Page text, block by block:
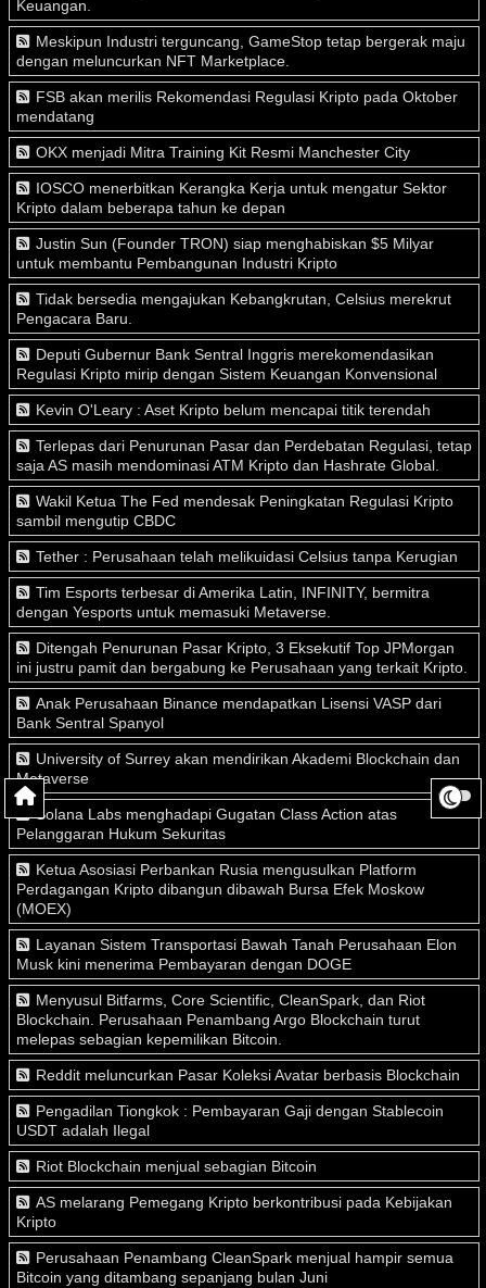
Keuangan.
Meskipun Industri terguncang, GameStop tetap bergerak maju
dengan meluncurkan NFT Marketplace.
FSB akan merilis Rekomendasi Regulasi Kripto pada Oktober
mendatang
OKX menjadi Mitra Training Kit Resmi Manchester City
IOSCO menerbitkan Kerangka Kerja untuk mengatur Sektor
Kripto dalam beberapa tahun ke depan
Justin Sun (Founder TRON) siap menghabiskan $5 Milyar
untuk membantu Pembangunan Industri Kripto
Tidak bersedia mengajukan Kebangkrutan, Celsius merekrut
Pengacara Baru.
Deputi Gubernur Bank Sentral Inggris merekomendasikan
Regulasi Kripto mirip dengan Sistem Keuangan Konvensional
Kevin O'Leary : Aset Kripto belum mencapai titik terendah
Terlepas dari Penurunan Pasar dan Perdebatan Regulasi, tetap
saja AS masih mendominasi ATM Kripto dan Hashrate Global.
Wakil Ketua The Fed mendesak Peningkatan Regulasi Kripto
sambil mengutip CBDC
Tether : Perusahaan telah melikuidasi Celsius tanpa Kerugian
Tim Esports terbesar di Amerika Latin, INFINITY, bermitra
dengan Yesports untuk memasuki Metaverse.
Ditengah Penurunan Pasar Kripto, 3 Eksekutif Top JPMorgan
ini justru pamit dan bergabung ke Perusahaan yang terkait Kripto.
Anak Perusahaan Binance mendapatkan Lisensi VASP dari
Bank Sentral Spanyol
University of Surrey akan mendirikan Akademi Blockchain dan
Metaverse
Solana Labs menghadapi Gugatan Class Action atas
Pelanggaran Hukum Sekuritas
Ketua Asosiasi Perbankan Rusia mengusulkan Platform
Perdagangan Kripto dibangun dibawah Bursa Efek Moskow
(MOEX)
Layanan Sistem Transportasi Bawah Tanah Perusahaan Elon
Musk kini menerima Pembayaran dengan DOGE
Menyusul Bitfarms, Core Scientific, CleanSpark, dan Riot
Blockchain. Perusahaan Penambang Argo Blockchain turut
melepas sebagian kepemilikan Bitcoin.
Reddit meluncurkan Pasar Koleksi Avatar berbasis Blockchain
Pengadilan Tiongkok : Pembayaran Gaji dengan Stablecoin
USDT adalah Ilegal
Riot Blockchain menjual sebagian Bitcoin
AS melarang Pemegang Kripto berkontribusi pada Kebijakan
Kripto
Perusahaan Penambang CleanSpark menjual hampir semua
Bitcoin yang ditambang sepanjang bulan Juni